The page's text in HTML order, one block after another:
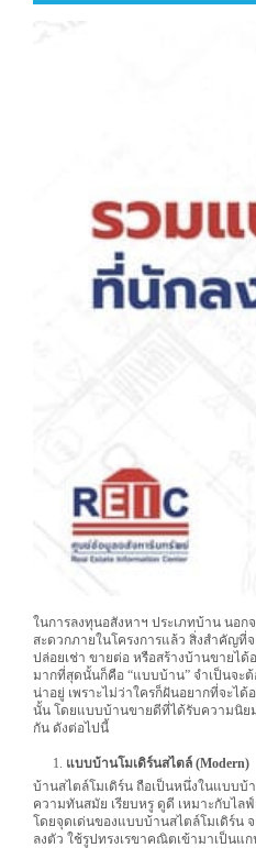
ในการลงทุนอสังหาฯ ประเภทบ้าน นอก
สะดวกภายในโครงการแล้ว สิ่งสำคัญที่
ปล่อยเช่า ขายต่อ หรือสร้างบ้านขายได้
มากที่สุดนั้นก็คือ “แบบบ้าน” จำเป็นจะ
น่าอยู่ เพราะไม่ว่าใครก็ฝันอยากที่จะไ
นั้น โดยแบบบ้านขายดีที่ได้รับความนิย
กัน ดังต่อไปนี้
แบบบ้านโมเดิร์นสไตล์ (Modern)
บ้านสไตล์โมเดิร์น ถือเป็นหนึ่งในแบบบ้
ความทันสมัย เรียบหรู ดูดี เหมาะกับไ
โดยจุดเด่นของแบบบ้านสไตล์โมเดิร์น
ลงตัว ใช้รูปทรงเรขาคณิตเข้ามาเป็นแ